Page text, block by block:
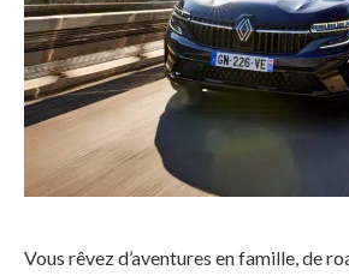
Vous rêvez d’aventures en famille, de